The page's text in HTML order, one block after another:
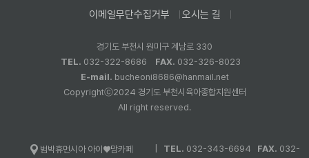
이메일무단수집거부
오시는 길
경기도 부천시 원미구 계남로 330
TEL. 032-322-8686 FAX. 032-326-8023
E-mail. bucheoni8686@hanmail.net
Copyrightⓒ2024 경기도 부천시육아종합지원센터
All right reserved.
범박휴먼시아 아이♥맘카페 TEL. 032-343-6694 FAX. 032-